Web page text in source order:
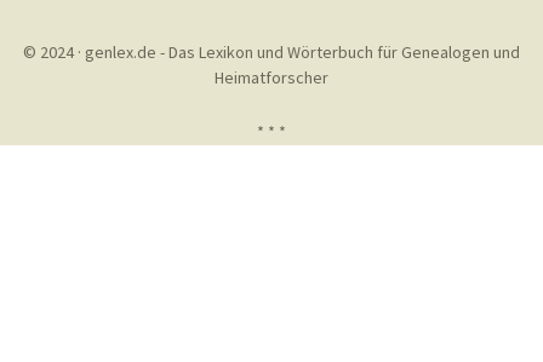
© 2024 · genlex.de - Das Lexikon und Wörterbuch für Genealogen und
Heimatforscher
* * *